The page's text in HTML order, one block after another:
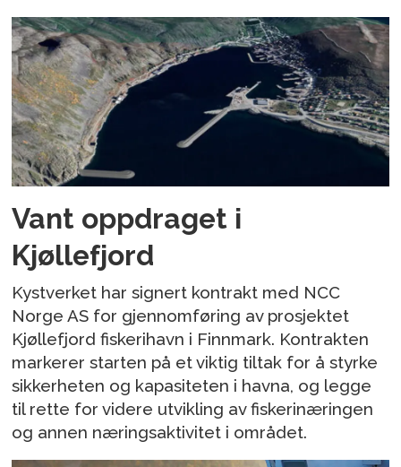
Vant oppdraget i
Kjøllefjord
Kystverket har signert kontrakt med NCC
Norge AS for gjennomføring av prosjektet
Kjøllefjord fiskerihavn i Finnmark. Kontrakten
markerer starten på et viktig tiltak for å styrke
sikkerheten og kapasiteten i havna, og legge
til rette for videre utvikling av fiskerinæringen
og annen næringsaktivitet i området.